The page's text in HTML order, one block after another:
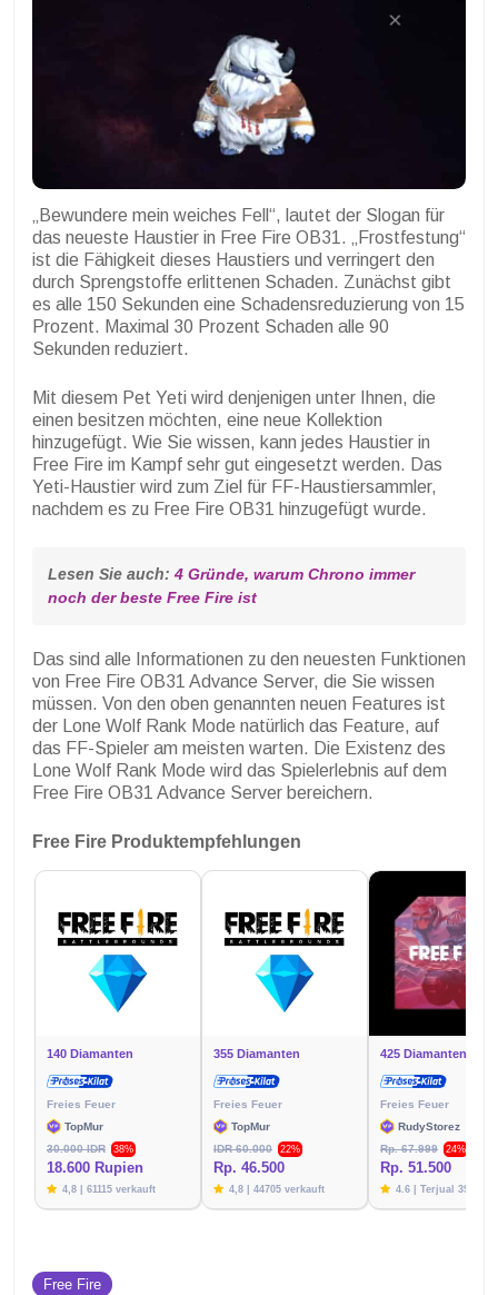
„Bewundere mein weiches Fell“, lautet der Slogan für
das neueste Haustier in Free Fire OB31. „Frostfestung“
ist die Fähigkeit dieses Haustiers und verringert den
durch Sprengstoffe erlittenen Schaden. Zunächst gibt
es alle 150 Sekunden eine Schadensreduzierung von 15
Prozent. Maximal 30 Prozent Schaden alle 90
Sekunden reduziert.
Mit diesem Pet Yeti wird denjenigen unter Ihnen, die
einen besitzen möchten, eine neue Kollektion
hinzugefügt. Wie Sie wissen, kann jedes Haustier in
Free Fire im Kampf sehr gut eingesetzt werden. Das
Yeti-Haustier wird zum Ziel für FF-Haustiersammler,
nachdem es zu Free Fire OB31 hinzugefügt wurde.
Lesen Sie auch: 4 Gründe, warum Chrono immer
noch der beste Free Fire ist
Das sind alle Informationen zu den neuesten Funktionen
von Free Fire OB31 Advance Server, die Sie wissen
müssen. Von den oben genannten neuen Features ist
der Lone Wolf Rank Mode natürlich das Feature, auf
das FF-Spieler am meisten warten. Die Existenz des
Lone Wolf Rank Mode wird das Spielerlebnis auf dem
Free Fire OB31 Advance Server bereichern.
Free Fire Produktempfehlungen
140 Diamanten
Freies Feuer
TopMur
30.000 IDR
38%
18.600 Rupien
4,8 | 61115 verkauft
355 Diamanten
Freies Feuer
TopMur
IDR 60.000
22%
Rp. 46.500
4,8 | 44705 verkauft
425 Diamanten
Freies Feuer
RudyStorez
Rp. 67.999
24%
Rp. 51.500
4.6 | Terjual 39782
Free Fire